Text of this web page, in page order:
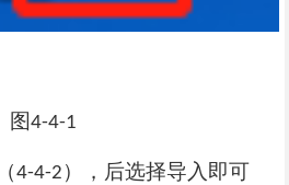
图4-4-1
4-4-2 ），后选择导入即可